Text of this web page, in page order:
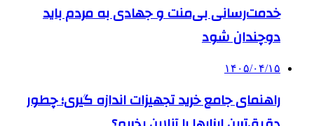
خدمت‌رسانی بی‌منت و جهادی به مردم باید
دوچندان شود
۱۴۰۵/۰۴/۱۵
راهنمای جامع خرید تجهیزات اندازه گیری؛ چطور